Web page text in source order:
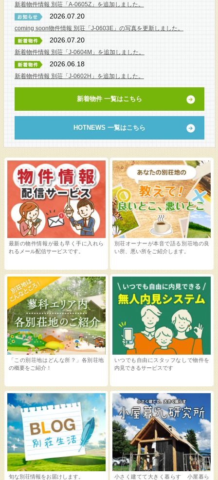
新着物件情報 別荘「A-0605Z」を追加しました。
2026.07.20
coming soon物件情報 別荘「J-0603E」の写真を更新しました。
2026.07.20
新着物件情報 別荘「J-0604M」を追加しました。
2026.06.18
新着物件情報 別荘「J-0602H」を追加しました。
新着物件 一覧はこちら
HOTNEWS 一覧はこちら
いつでも自由にスタッフなしで物件を
内見できるサービスです
旬な別荘情報をお届けします。
最新の物件情報が最も早く手に入れら
れるメール配信サービスです。
小さく建てて大きく暮らす 小屋暮ら
別荘オーナーが本音で語る別荘地の良
い所、悪い所をご紹介します。
「この別荘地はどんな所？」各別荘地
の概要をご紹介！